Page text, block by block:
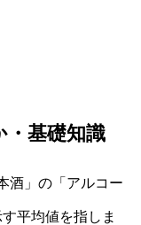
・基礎知識
酒」の「アルコー
平均値を指しま